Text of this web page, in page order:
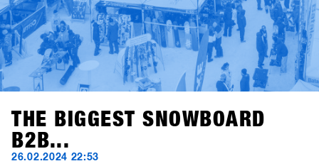
THE BIGGEST SNOWBOARD
B2B...
26.02.2024 22:53